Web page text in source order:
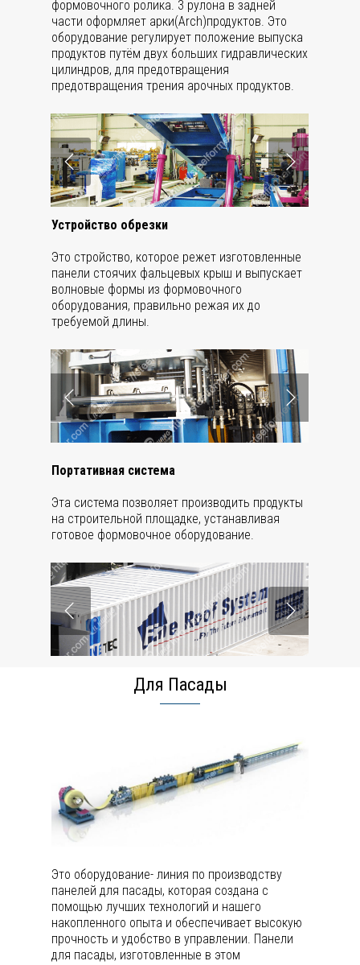
формовочного ролика. 3 рулона в задней
части оформляет арки(Arch)продуктов. Это
оборудование регулирует положение выпуска
продуктов путём двух больших гидравлических
цилиндров, для предотвращения
предотвращения трения арочных продуктов.
Устройство обрезки
Это стройство, которое режет изготовленные
панели стоячих фальцевых крыш и выпускает
волновые формы из формовочного
оборудования, правильно режая их до
требуемой длины.
Портативная система
Эта система позволяет производить продукты
на строительной площадке, устанавливая
готовое формовочное оборудование.
Для Пасады
Это оборудование- линия по производству
панелей для пасады, которая создана с
помощью лучших технологий и нашего
накопленного опыта и обеспечивает высокую
прочность и удобство в управлении. Панели
для пасады, изготовленные в этом